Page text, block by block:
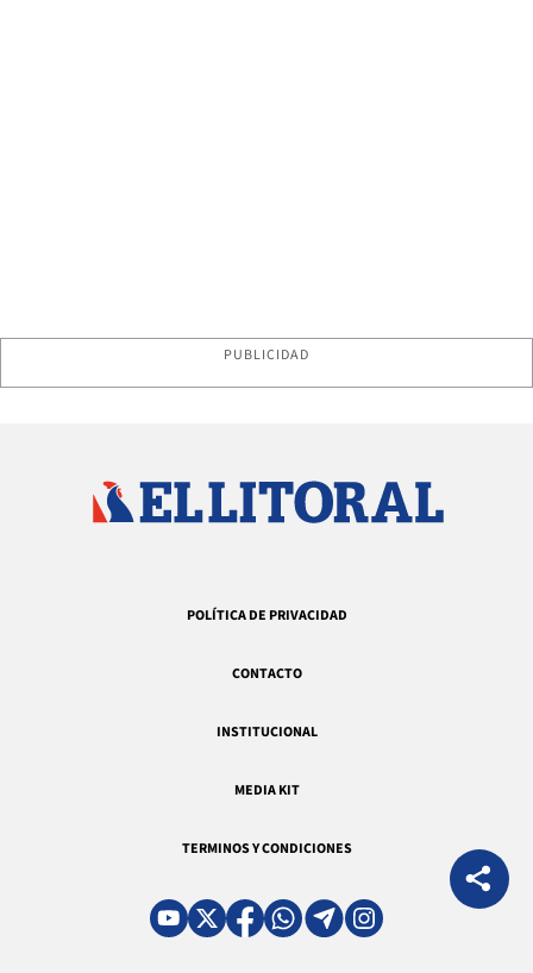
PUBLICIDAD
POLÍTICA DE PRIVACIDAD
CONTACTO
INSTITUCIONAL
MEDIA KIT
TERMINOS Y CONDICIONES